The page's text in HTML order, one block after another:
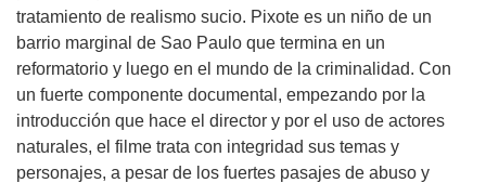
tratamiento de realismo sucio. Pixote es un niño de un
barrio marginal de Sao Paulo que termina en un
reformatorio y luego en el mundo de la criminalidad. Con
un fuerte componente documental, empezando por la
introducción que hace el director y por el uso de actores
naturales, el filme trata con integridad sus temas y
personajes, a pesar de los fuertes pasajes de abuso y